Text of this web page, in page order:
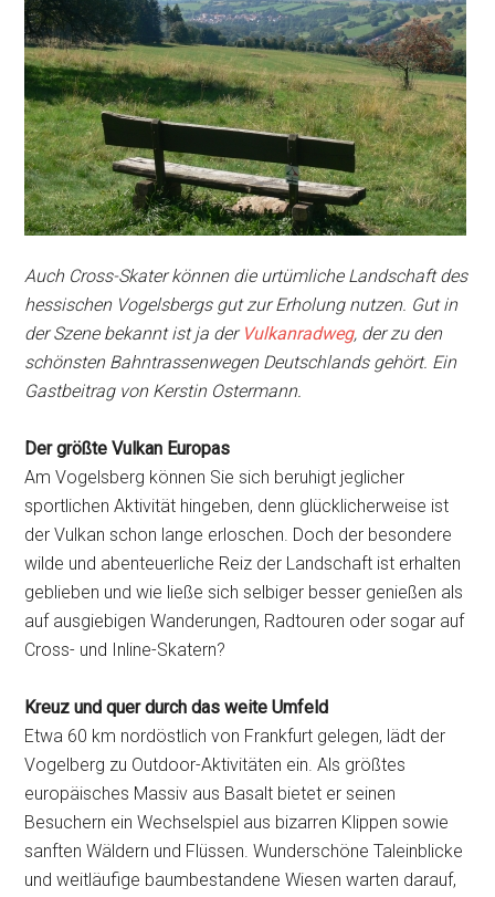
Auch Cross-Skater können die urtümliche Landschaft des
hessischen Vogelsbergs gut zur Erholung nutzen. Gut in
der Szene bekannt ist ja der Vulkanradweg, der zu den
schönsten Bahntrassenwegen Deutschlands gehört. Ein
Gastbeitrag von Kerstin Ostermann.
Der größte Vulkan Europas
Am Vogelsberg können Sie sich beruhigt jeglicher
sportlichen Aktivität hingeben, denn glücklicherweise ist
der Vulkan schon lange erloschen. Doch der besondere
wilde und abenteuerliche Reiz der Landschaft ist erhalten
geblieben und wie ließe sich selbiger besser genießen als
auf ausgiebigen Wanderungen, Radtouren oder sogar auf
Cross- und Inline-Skatern?
Kreuz und quer durch das weite Umfeld
Etwa 60 km nordöstlich von Frankfurt gelegen, lädt der
Vogelberg zu Outdoor-Aktivitäten ein. Als größtes
europäisches Massiv aus Basalt bietet er seinen
Besuchern ein Wechselspiel aus bizarren Klippen sowie
sanften Wäldern und Flüssen. Wunderschöne Taleinblicke
und weitläufige baumbestandene Wiesen warten darauf,